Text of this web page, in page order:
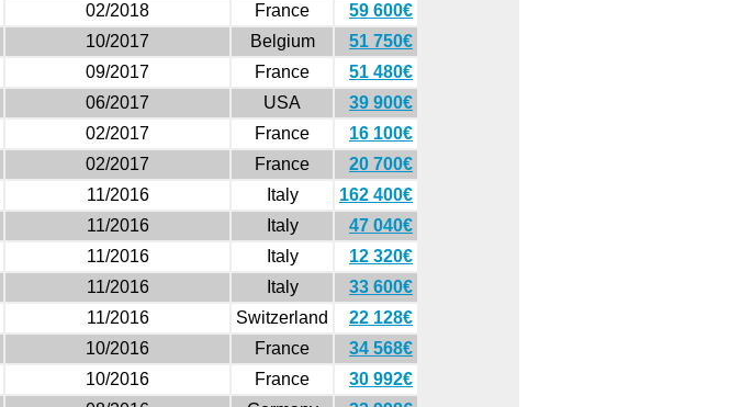
02/2018 France
59 600€
10/2017 Belgium
51 750€
09/2017 France
51 480€
06/2017 USA
39 900€
02/2017 France
16 100€
02/2017 France
20 700€
11/2016 Italy
162 400€
11/2016 Italy
47 040€
11/2016 Italy
12 320€
11/2016 Italy
33 600€
11/2016 Switzerland
22 128€
10/2016 France
34 568€
10/2016 France
30 992€